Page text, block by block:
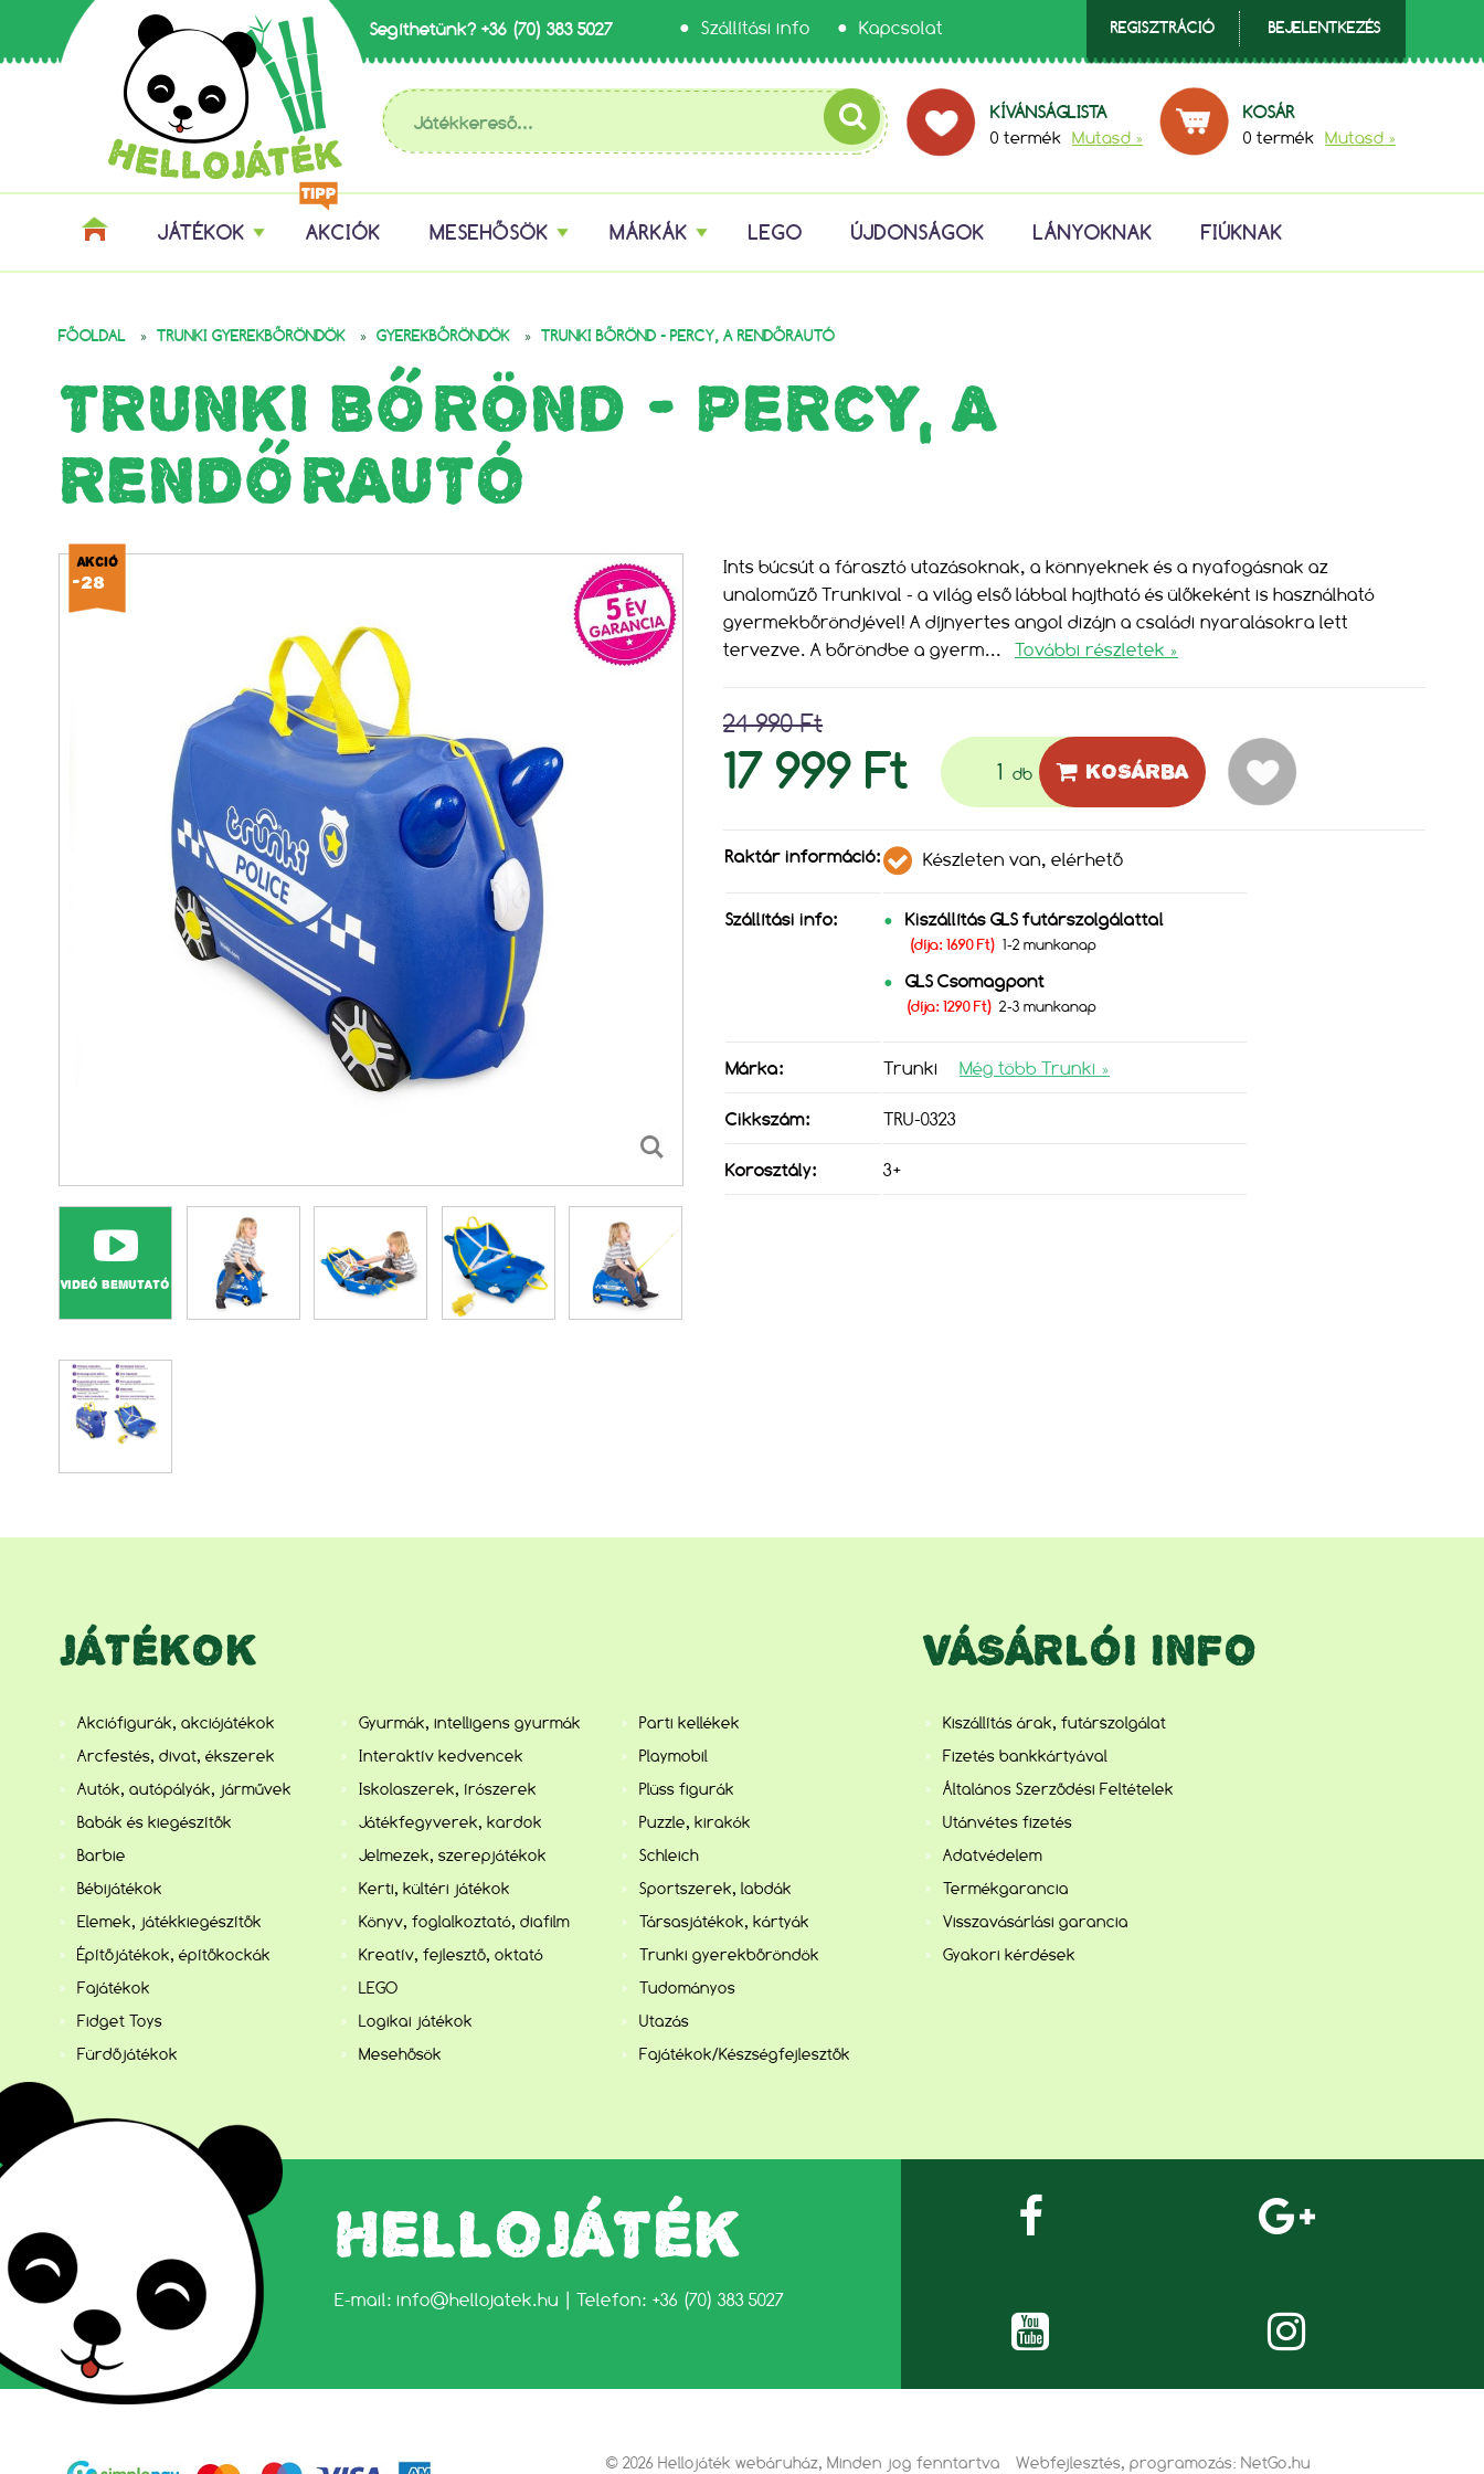
Segíthetünk? +36 (70) 383 5027 Szállítási info Kapcsolat REGISZTRÁCIÓ BEJELENTKEZÉS
KÍVÁNSÁGLISTA
0 termék Mutasd »
KOSÁR
0 termék Mutasd »
JÁTÉKOK AKCIÓK MESEHŐSÖK MÁRKÁK LEGO ÚJDONSÁGOK LÁNYOKNAK FIÚKNAK
FŐOLDAL » TRUNKI GYEREKBŐRÖNDÖK » GYEREKBŐRÖNDÖK » TRUNKI BŐRÖND - PERCY, A RENDŐRAUTÓ
TRUNKI BŐRÖND - PERCY, A
RENDŐRAUTÓ
AKCIÓ
-28%
VIDEÓ BEMUTATÓ
Ints búcsút a fárasztó utazásoknak, a könnyeknek és a nyafogásnak az
unaloműző Trunkival - a világ első lábbal hajtható és ülőkeként is használható
gyermekbőröndjével! A díjnyertes angol dizájn a családi nyaralásokra lett
tervezve. A bőröndbe a gyerm... További részletek »
24 990 Ft
17 999 Ft db KOSÁRBA
Raktár információ: Készleten van, elérhető
Szállítási info: Kiszállítás GLS futárszolgálattal
(díja: 1690 Ft) 1-2 munkanap
GLS Csomagpont
(díja: 1290 Ft) 2-3 munkanap
Márka: Trunki Még több Trunki »
Cikkszám: TRU-0323
Korosztály: 3+
JÁTÉKOK
Akciófigurák, akciójátékok
Arcfestés, divat, ékszerek
Autók, autópályák, járművek
Babák és kiegészítők
Barbie
Bébijátékok
Elemek, játékkiegészítők
Építőjátékok, építőkockák
Fajátékok
Fidget Toys
Fürdőjátékok
Gyurmák, intelligens gyurmák
Interaktív kedvencek
Iskolaszerek, írószerek
Játékfegyverek, kardok
Jelmezek, szerepjátékok
Kerti, kültéri játékok
Könyv, foglalkoztató, diafilm
Kreatív, fejlesztő, oktató
LEGO
Logikai játékok
Mesehősök
Parti kellékek
Playmobil
Plüss figurák
Puzzle, kirakók
Schleich
Sportszerek, labdák
Társasjátékok, kártyák
Trunki gyerekbőröndök
Tudományos
Utazás
Fajátékok/Készségfejlesztők
VÁSÁRLÓI INFO
Kiszállítás árak, futárszolgálat
Fizetés bankkártyával
Általános Szerződési Feltételek
Utánvétes fizetés
Adatvédelem
Termékgarancia
Visszavásárlási garancia
Gyakori kérdések
HELLOJÁTÉK
E-mail: info@hellojatek.hu | Telefon: +36 (70) 383 5027
© 2026 Hellojáték webáruház, Minden jog fenntartva Webfejlesztés, programozás: NetGo.hu